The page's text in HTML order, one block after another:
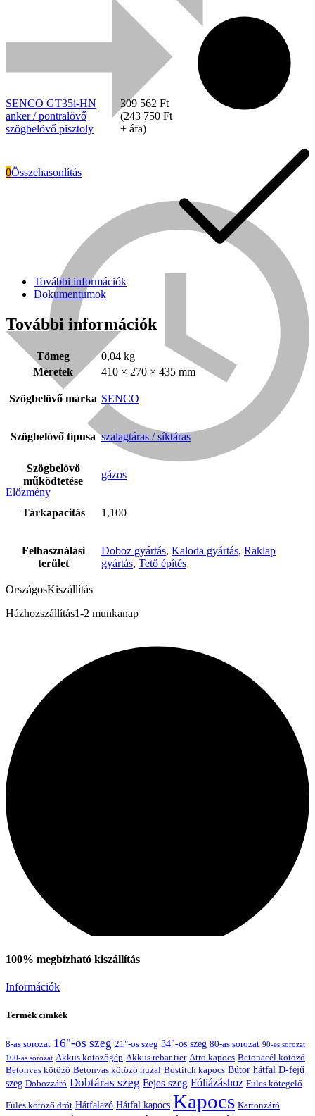
Tex Year
0Összehasonlítás
Előzmény
SENCO GT35i-HN
anker / pontralövő
szögbelövő pisztoly
309 562 Ft
(243 750 Ft
+ áfa)
anker
pontralövő
szögbelövő
pisztoly
mennyiség
További információk
Dokumentumok
További információk
Tömeg
0,04 kg
Méretek
410 × 270 × 435 mm
Szögbelövő márka SENCO
Szögbelövő típusa szalagtáras / síktáras
Szögbelövő
működtetése
gázos
Tárkapacitás 1,100
Felhasználási
terület
Doboz gyártás, Kaloda gyártás, Raklap
gyártás, Tető építés
OrszágosKiszállítás
Házhozszállítás1-2 munkanap
100% megbízható kiszállítás
Információk
Termék címkék
8-as sorozat 16"-os szeg 21"-os szeg 34"-os szeg 80-as sorozat 90-es sorozat
100-as sorozat Akkus kötözőgép Akkus rebar tier Atro kapocs Betonacél kötöző
Betonvas kötöző Betonvas kötöző huzal Bostitch kapocs Bútor hátfal D-fejű
szeg Dobozzáró Dobtáras szeg Fejes szeg Fóliázáshoz Füles kötegelő
Füles kötöző drót Hátfalazó Hátfal kapocs Kapocs Kartonzáró